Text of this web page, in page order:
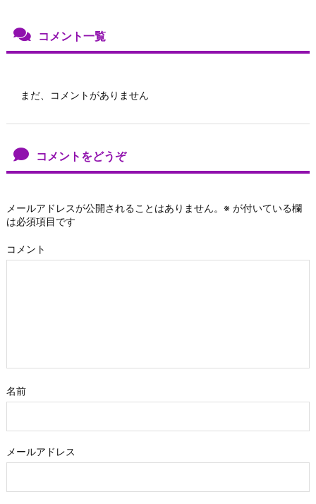
コメント一覧
まだ、コメントがありません
コメントをどうぞ
メールアドレスが公開されることはありません。 ※ が付いている欄
は必須項目です
コメント
名前
メールアドレス